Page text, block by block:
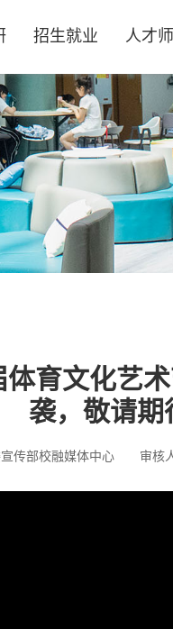
招生就业 人才
育文化艺
袭，敬请期
传部校融媒体中心 审核